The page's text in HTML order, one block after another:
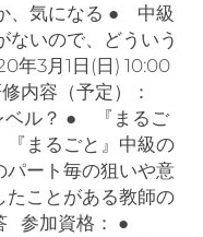
、気になる ● 中級
ないので、どういう
年3月1日(日) 10:00
内容（予定）：
ベル？ ● 『まるご
まるごと』中級の
ート毎の狙いや意
ことがある教師の
参加資格： ●